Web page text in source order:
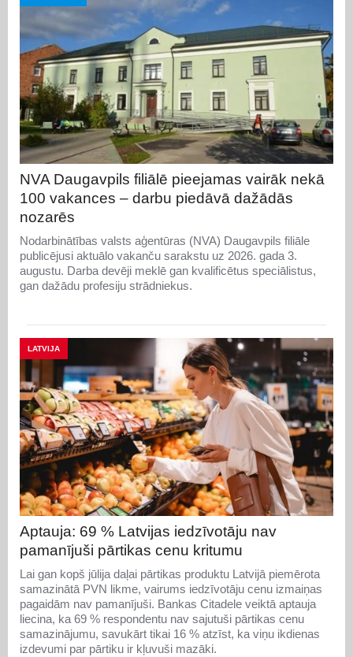
NVA Daugavpils filiālē pieejamas vairāk nekā
100 vakances – darbu piedāvā dažādās
nozarēs
Nodarbinātības valsts aģentūras (NVA) Daugavpils filiāle
publicējusi aktuālo vakanču sarakstu uz 2026. gada 3.
augustu. Darba devēji meklē gan kvalificētus speciālistus,
gan dažādu profesiju strādniekus.
LATVIJA
Aptauja: 69 % Latvijas iedzīvotāju nav
pamanījuši pārtikas cenu kritumu
Lai gan kopš jūlija daļai pārtikas produktu Latvijā piemērota
samazinātā PVN likme, vairums iedzīvotāju cenu izmaiņas
pagaidām nav pamanījuši. Bankas Citadele veiktā aptauja
liecina, ka 69 % respondentu nav sajutuši pārtikas cenu
samazinājumu, savukārt tikai 16 % atzīst, ka viņu ikdienas
izdevumi par pārtiku ir kļuvuši mazāki.